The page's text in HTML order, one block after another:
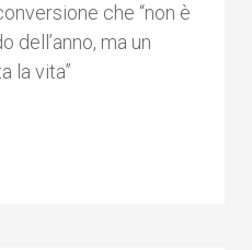
che “non è
dell’anno, ma un
la vita”